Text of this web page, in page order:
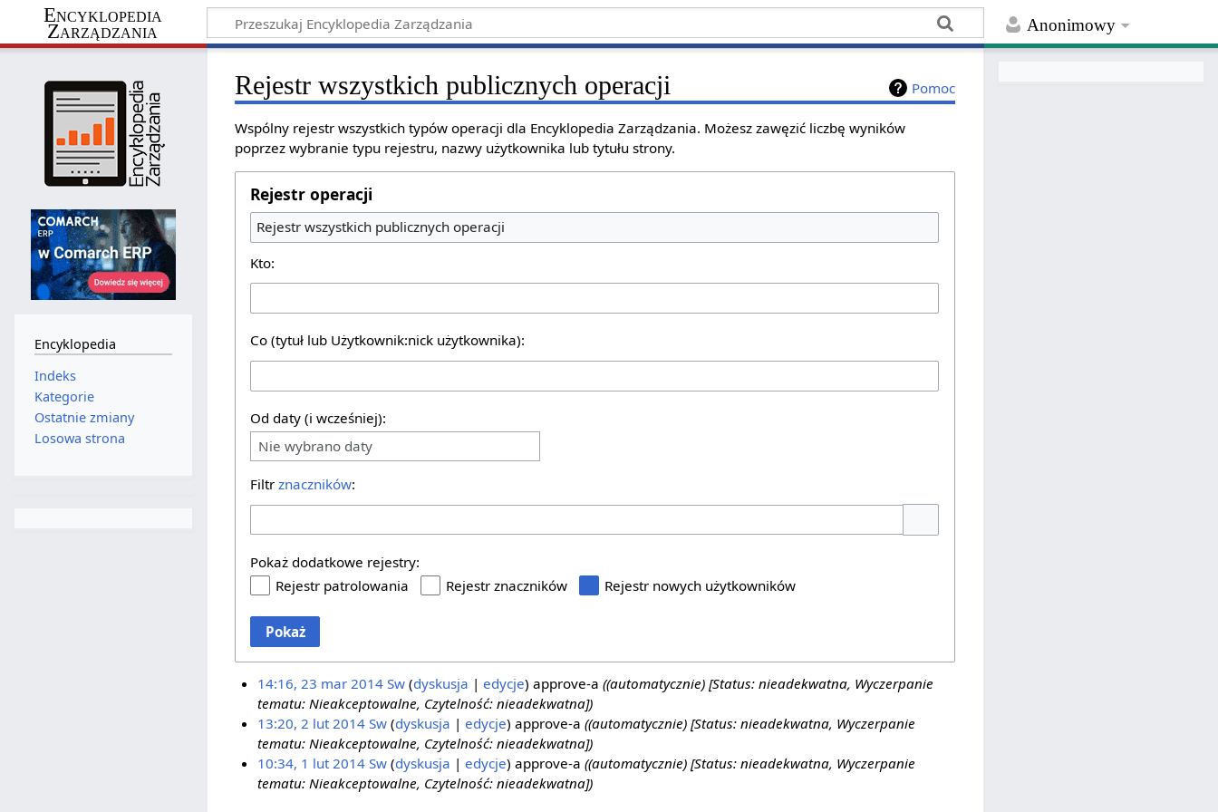
Anonimowy
Encyklopedia
Zarządzania
Pomoc
Rejestr wszystkich publicznych operacji
Wspólny rejestr wszystkich typów operacji dla Encyklopedia Zarządzania. Możesz zawęzić liczbę wyników
poprzez wybranie typu rejestru, nazwy użytkownika lub tytułu strony.
Rejestr operacji
Rejestr wszystkich publicznych operacji
Kto:
Co (tytuł lub Użytkownik:nick użytkownika):
Od daty (i wcześniej):
Nie wybrano daty
Filtrznaczników:
Pokaż dodatkowe rejestry:
Rejestr patrolowania
Rejestr znaczników Rejestr nowych użytkowników
Pokaż
14:16, 23 mar 2014 Sw dyskusja edycje approve-a ((automatycznie) [Status: nieadekwatna, Wyczerpanie
tematu: Nieakceptowalne, Czytelność: nieadekwatna])
13:20, 2 lut 2014 Sw dyskusja edycje approve-a ((automatycznie) [Status: nieadekwatna, Wyczerpanie
tematu: Nieakceptowalne, Czytelność: nieadekwatna])
10:34, 1 lut 2014 Sw dyskusja edycje approve-a ((automatycznie) [Status: nieadekwatna, Wyczerpanie
tematu: Nieakceptowalne, Czytelność: nieadekwatna])
Encyklopedia
Indeks
Kategorie
Ostatnie zmiany
Losowa strona